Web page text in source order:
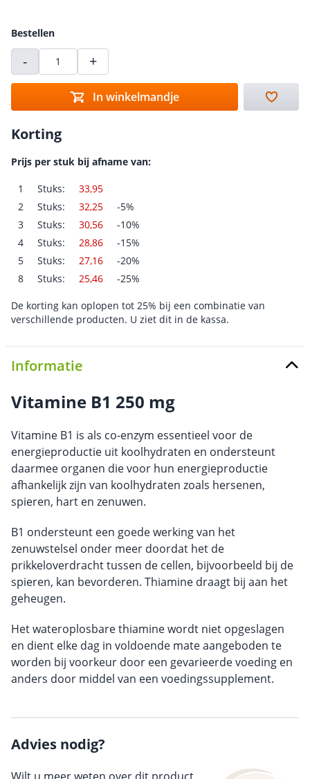
Bestellen
- +
In winkelmandje
Korting
Prijs per stuk bij afname van:
1 Stuks:
33,95
2
Stuks: 32,25
-5%
3
Stuks: 30,56
-10%
4
Stuks: 28,86
-15%
5
Stuks: 27,16
-20%
8
Stuks: 25,46 -25%
De korting kan oplopen tot 25% bij een combinatie van
verschillende producten. U ziet dit in de kassa.
Informatie
Vitamine B1 250 mg
Vitamine B1 is als co-enzym essentieel voor de
energieproductie uit koolhydraten en ondersteunt
daarmee organen die voor hun energieproductie
afhankelijk zijn van koolhydraten zoals hersenen,
spieren, hart en zenuwen.
B1 ondersteunt een goede werking van het
zenuwstelsel onder meer doordat het de
prikkeloverdracht tussen de cellen, bijvoorbeeld bij de
spieren, kan bevorderen. Thiamine draagt bij aan het
geheugen.
Het wateroplosbare thiamine wordt niet opgeslagen
en dient elke dag in voldoende mate aangeboden te
worden bij voorkeur door een gevarieerde voeding en
anders door middel van een voedingssupplement.
Advies nodig?